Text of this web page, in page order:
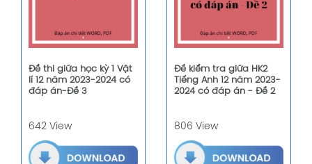
Đề thi giữa học kỳ 1 Vật
lí 12 năm 2023-2024 có
đáp án-Đề 3
642 View
Đề kiểm tra giữa HK2
Tiếng Anh 12 năm 2023-
2024 có đáp án - Đề 2
806 View